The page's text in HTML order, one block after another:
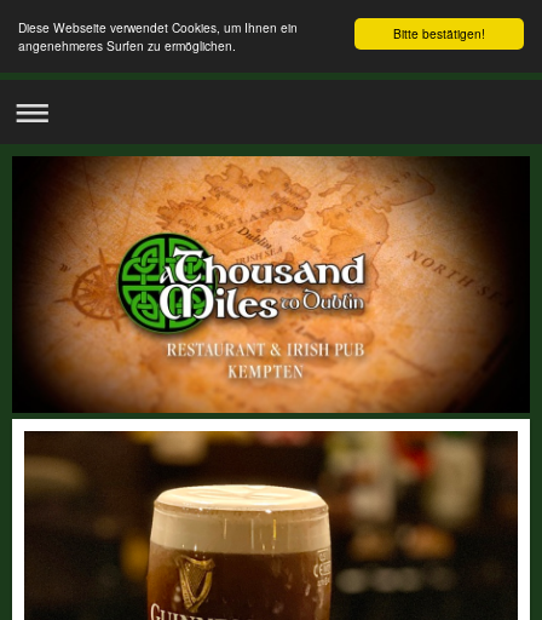
Bitte bestätigen!
Diese Webseite verwendet Cookies, um Ihnen ein
angenehmeres Surfen zu ermöglichen.